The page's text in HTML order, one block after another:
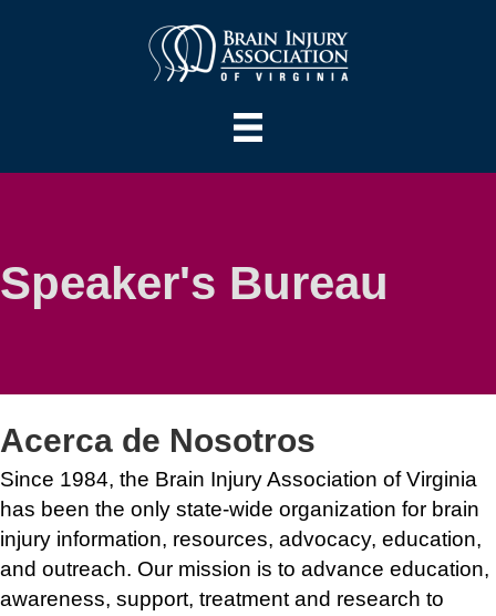
Speaker's Bureau
Acerca de Nosotros
Since 1984, the Brain Injury Association of Virginia
has been the only state-wide organization for brain
injury information, resources, advocacy, education,
and outreach. Our mission is to advance education,
awareness, support, treatment and research to